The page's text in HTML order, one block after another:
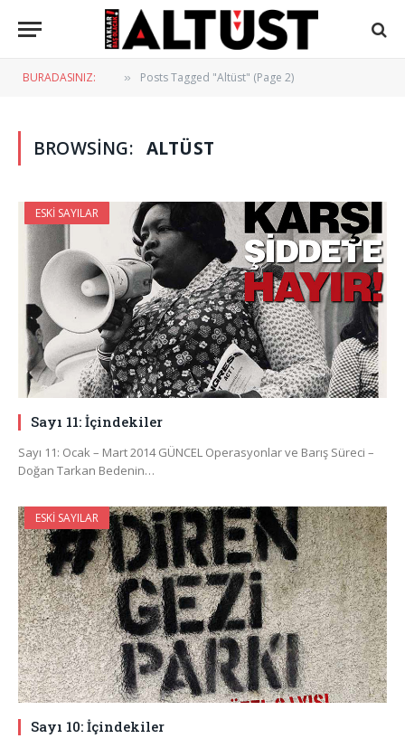
BURADASINIZ: » Posts Tagged "Altüst" (Page 2)
BROWSING: ALTÜST
ESKI SAYILAR
Sayı 11: İçindekiler
Sayı 11: Ocak – Mart 2014 GÜNCEL Operasyonlar ve Barış Süreci –
Doğan Tarkan Bedenin…
ESKI SAYILAR
Sayı 10: İçindekiler